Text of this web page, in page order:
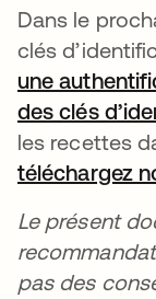
Dans le
clés
une
des clés
les recettes
téléchargez
Le présent
pas des